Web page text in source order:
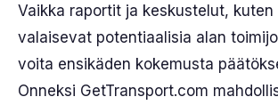
Vaikka raportit ja keskustelut, kuten
valaisevat potentiaalisia alan
voita ensikäden kokemusta
Onneksi GetTransport.com